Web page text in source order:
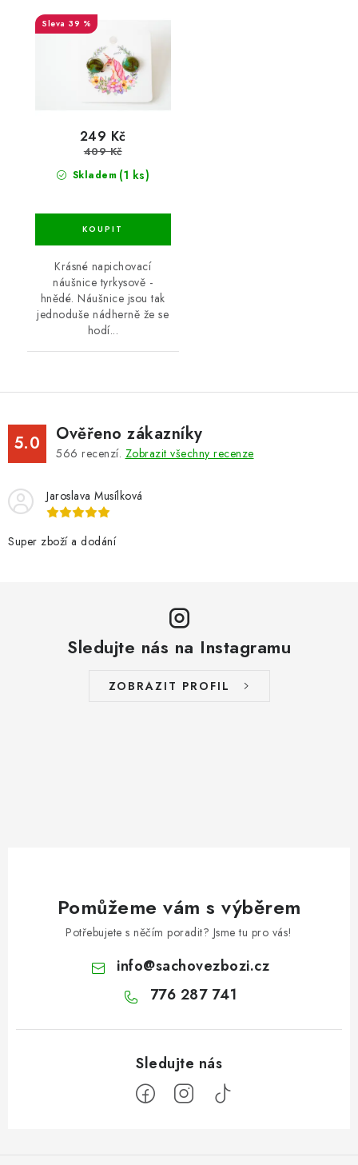
39 %
Skladem (1 ks)
249 Kč
409 Kč
Krásné napichovací
náušnice tyrkysově -
hnědé. Náušnice jsou tak
jednoduše nádherně že se
hodí...
5.0 Ověřeno zákazníky
566 recenzí. Zobrazit všechny recenze
Jaroslava Musílková
Super zboží a dodání
Sledujte nás na Instagramu
ZOBRAZIT PROFIL
Pomůžeme vám s výběrem
Potřebujete s něčím poradit? Jsme tu pro vás!
info@sachovezbozi.cz
776 287 741